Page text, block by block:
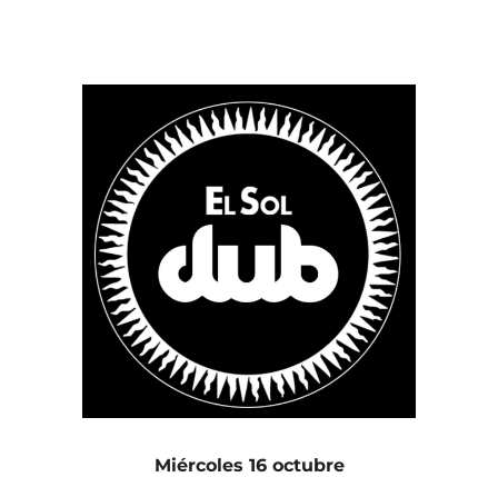
Miércoles 16 octubre